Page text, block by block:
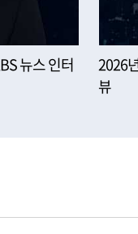
뉴스 인터
2026
뷰